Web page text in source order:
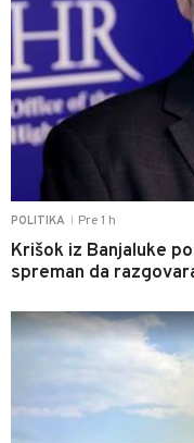
POLITIKA Pre 1 h
Krišok iz Banjaluke
spreman da